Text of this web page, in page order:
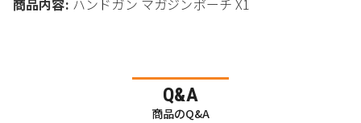
商品内容: ハンドガン マガジンポーチ X1
Q&A
商品のQ&A